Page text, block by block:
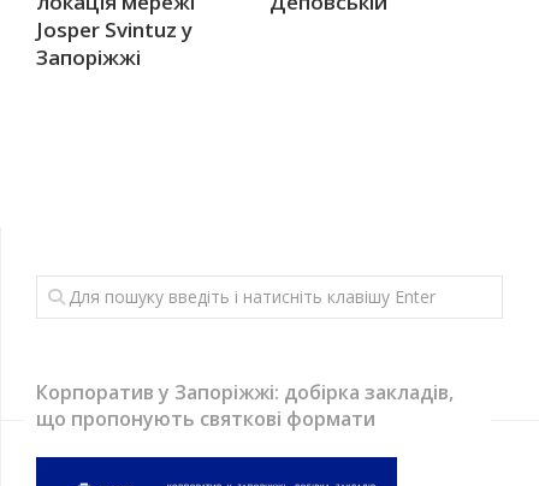
Josper Svintuz у
Запоріжжі
Корпоратив у Запоріжжі: добірка закладів,
що пропонують святкові формати